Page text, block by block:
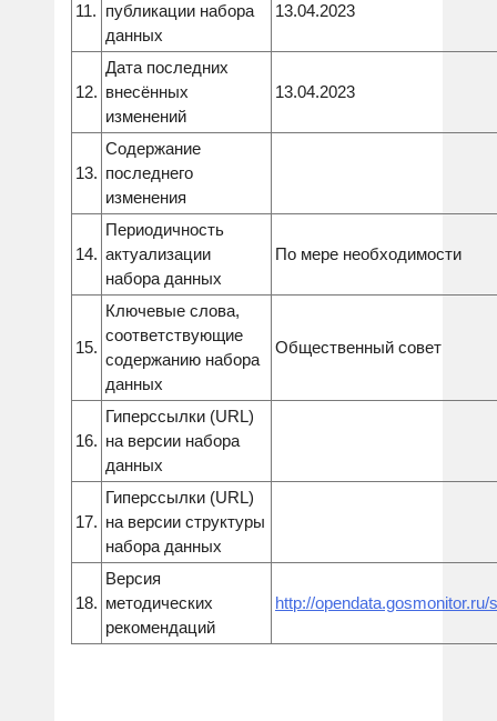
11. публикации набора
данных
13.04.2023
12.
Дата последних
внесённых
изменений
13.04.2023
13.
Содержание
последнего
изменения
14.
Периодичность
актуализации
набора данных
По мере необходимости
15.
Ключевые слова,
соответствующие
содержанию набора
данных
Общественный совет
16.
Гиперссылки (URL)
на версии набора
данных
17.
Гиперссылки (URL)
на версии структуры
набора данных
18.
Версия
методических
рекомендаций
http://opendata.gosmonitor.ru/